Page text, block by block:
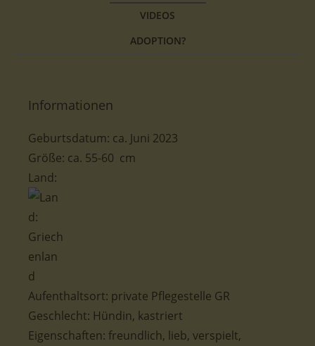
VIDEOS
ADOPTION?
Informationen
Geburtsdatum: ca. Juni 2023
Größe: ca. 55-60 cm
Land:
Aufenthaltsort: private Pflegestelle GR
Geschlecht: Hündin, kastriert
Eigenschaften: freundlich, lieb, verspielt,